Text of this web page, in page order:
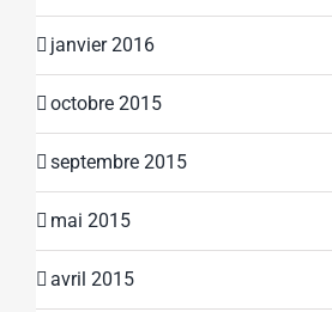
janvier 2016
octobre 2015
septembre 2015
mai 2015
avril 2015